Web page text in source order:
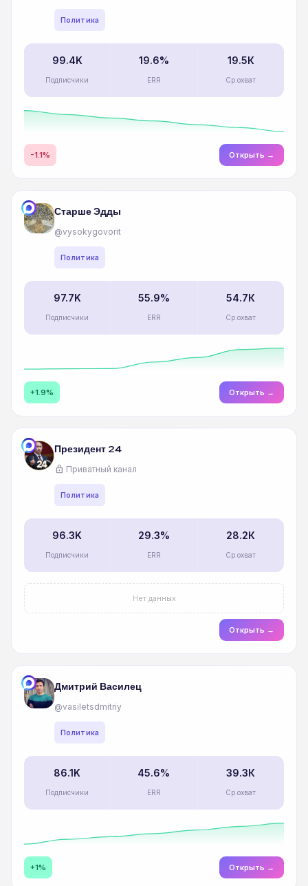
Политика
99.4K
Подписчики
19.6%
ERR
19.5К
Ср.охват
-1.1% Открыть →
Старше Эдды
@vysokygovorit
Политика
97.7K
Подписчики
55.9%
ERR
54.7К
Ср.охват
+1.9% Открыть →
Президент 24
lock Приватный канал
Политика
96.3K
Подписчики
29.3%
ERR
28.2К
Ср.охват
Нет данных
Открыть →
Дмитрий Василец
@vasiletsdmitriy
Политика
86.1K
Подписчики
45.6%
ERR
39.3К
Ср.охват
+1% Открыть →